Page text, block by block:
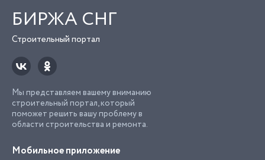
БИРЖА СНГ
Строительный портал
Мы представляем вашему вниманию
строительный портал, который
поможет решить вашу проблему в
области строительства и ремонта.
Мобильное приложение